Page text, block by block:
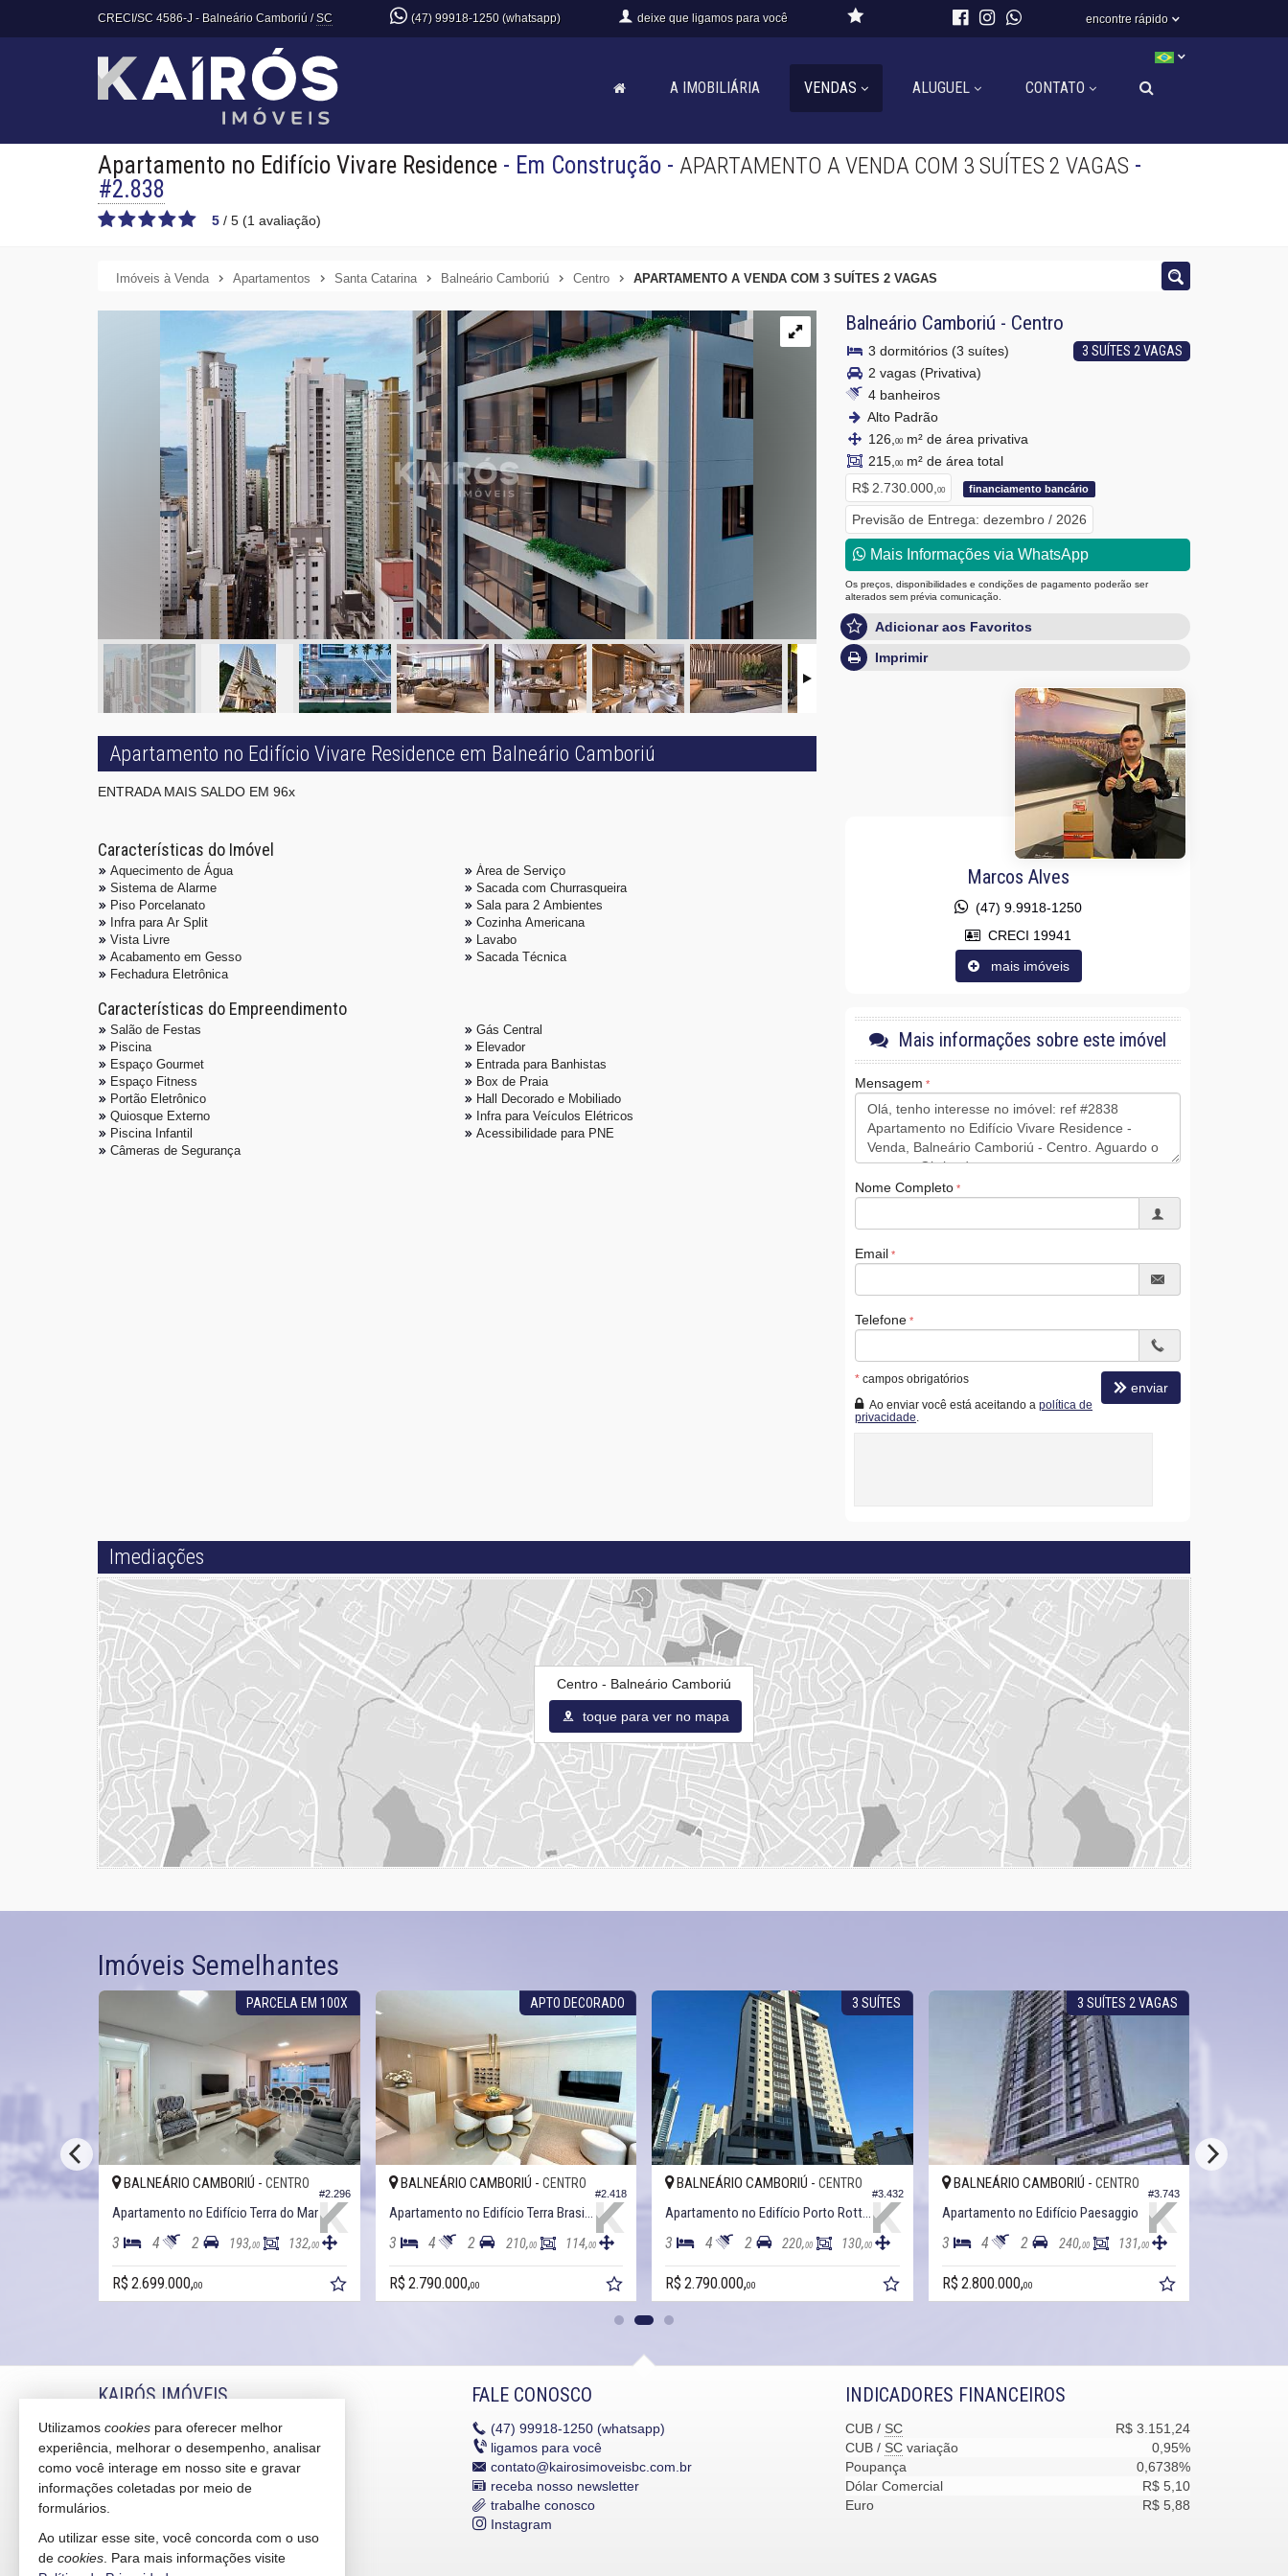
CRECI/SC 4586-J - Balneário Camboriú /SC (47) 99918-1250 (whatsapp) deixe que ligamos para você encontre rápido
A IMOBILIÁRIA VENDAS ALUGUEL CONTATO
Apartamento no Edifício Vivare Residence - Em Construção - APARTAMENTO A VENDA COM 3 SUÍTES 2 VAGAS -
#2.838
5 / 5 (1 avaliação)
Imóveis à Venda Apartamentos Santa Catarina Balneário Camboriú Centro APARTAMENTO A VENDA COM 3 SUÍTES 2 VAGAS
Apartamento no Edifício Vivare Residence em Balneário Camboriú
ENTRADA MAIS SALDO EM 96x
Características do Imóvel
Aquecimento de Água
Sistema de Alarme
Piso Porcelanato
Infra para Ar Split
Vista Livre
Acabamento em Gesso
Fechadura Eletrônica
Área de Serviço
Sacada com Churrasqueira
Sala para 2 Ambientes
Cozinha Americana
Lavabo
Sacada Técnica
Características do Empreendimento
Salão de Festas
Piscina
Espaço Gourmet
Espaço Fitness
Portão Eletrônico
Quiosque Externo
Piscina Infantil
Câmeras de Segurança
Gás Central
Elevador
Entrada para Banhistas
Box de Praia
Hall Decorado e Mobiliado
Infra para Veículos Elétricos
Acessibilidade para PNE
Balneário Camboriú - Centro
3 SUÍTES 2 VAGAS
3 dormitórios (3 suítes)
2 vagas (Privativa)
4 banheiros
Alto Padrão
126, 00m² de área privativa
215, 00m² de área total
R$ 2.730.000, 00 financiamento bancário
Previsão de Entrega: dezembro / 2026
Mais Informações via WhatsApp
Os preços, disponibilidades e condições de pagamento poderão ser
alterados sem prévia comunicação.
Adicionar aos Favoritos
Imprimir
Marcos Alves
(47) 9.9918-1250
CRECI 19941
mais imóveis
Mais informações sobre este imóvel
Mensagem
Nome Completo
Email
Telefone
* campos obrigatórios
Ao enviar você está aceitando a política de
privacidade
enviar
Imediações
Centro - Balneário Camboriú
toque para ver no mapa
Imóveis Semelhantes
PARCELA EM 100X
#2.296
BALNEÁRIO CAMBORIÚ - CENTRO
Apartamento no Edifício Terra do Mar
3 4 2 193,00 132,00
R$ 2.699.000,00
APTO DECORADO
#2.418
BALNEÁRIO CAMBORIÚ - CENTRO
Apartamento no Edifício Terra Brasilis
3 4 2 210,00 114,00
R$ 2.790.000,00
3 SUÍTES
#3.432
BALNEÁRIO CAMBORIÚ - CENTRO
Apartamento no Edifício Porto Rotterdam
3 4 2 220,00 130,00
R$ 2.790.000,00
3 SUÍTES 2 VAGAS
#3.743
BALNEÁRIO CAMBORIÚ - CENTRO
Apartamento no Edifício Paesaggio
3 4 2 240,00 131,00
R$ 2.800.000,00
KAIRÓS IMÓVEIS
Rua 1121, 100
Centro - 88330-783
Balneário Camboriú / SC
mapa google
cadastre seu imóvel
mapa de imóveis
FALE CONOSCO
(47) 99918-1250 (whatsapp)
ligamos para você
contato@kairosimoveisbc.com.br
receba nosso newsletter
trabalhe conosco
Instagram
INDICADORES FINANCEIROS
CUB / SC
R$ 3.151,24
CUB / SC variação
0,95%
Poupança
0,6738%
Dólar Comercial
R$ 5,10
Euro
R$ 5,88
Utilizamos cookies para oferecer melhor
experiência, melhorar o desempenho, analisar
como você interage em nosso site e gravar
informações coletadas por meio de
formulários.
Ao utilizar esse site, você concorda com o uso
de cookies . Para mais informações visite